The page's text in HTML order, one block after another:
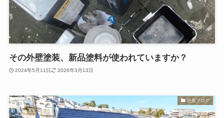
その外壁塗装、新品塗料が使われていますか？
2024年5月11日 2026年3月13日
社長ブログ